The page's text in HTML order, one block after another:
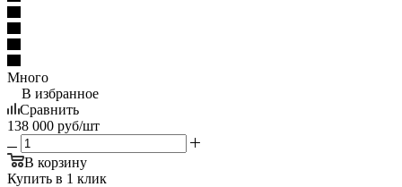
Много
В избранное
Сравнить
138 000 руб/шт
В корзину
Купить в 1 клик